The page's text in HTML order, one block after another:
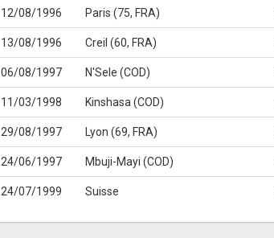
12/08/1996 Paris (75, FRA)
13/08/1996 Creil (60, FRA)
06/08/1997 N'Sele (COD)
11/03/1998 Kinshasa (COD)
29/08/1997 Lyon (69, FRA)
24/06/1997 Mbuji-Mayi (COD)
24/07/1999 Suisse